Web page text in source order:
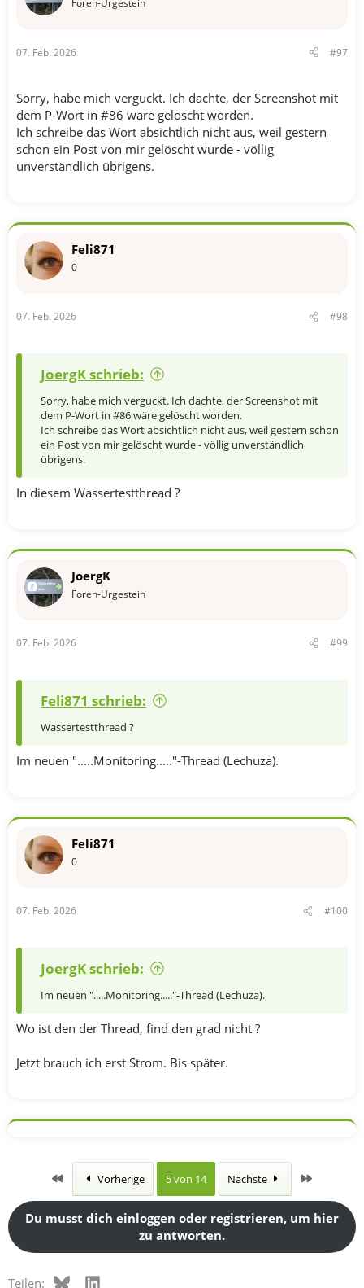
Foren-Urgestein
07. Feb. 2026 #97
Sorry, habe mich verguckt. Ich dachte, der Screenshot mit
dem P-Wort in #86 wäre gelöscht worden.
Ich schreibe das Wort absichtlich nicht aus, weil gestern
schon ein Post von mir gelöscht wurde - völlig
unverständlich übrigens.
Feli871
0
07. Feb. 2026 #98
JoergK schrieb:
Sorry, habe mich verguckt. Ich dachte, der Screenshot mit
dem P-Wort in #86 wäre gelöscht worden.
Ich schreibe das Wort absichtlich nicht aus, weil gestern schon
ein Post von mir gelöscht wurde - völlig unverständlich
übrigens.
In diesem Wassertestthread ?
JoergK
Foren-Urgestein
07. Feb. 2026 #99
Feli871 schrieb:
Wassertestthread ?
Im neuen ".....Monitoring....."-Thread (Lechuza).
Feli871
0
07. Feb. 2026 #100
JoergK schrieb:
Im neuen ".....Monitoring....."-Thread (Lechuza).
Wo ist den der Thread, find den grad nicht ?
Jetzt brauch ich erst Strom. Bis später.
Erste Vorherige 5 von 14 Nächste
Du musst dich einloggen oder registrieren, um hier
zu antworten.
Teilen: BlueskyLinkedIn